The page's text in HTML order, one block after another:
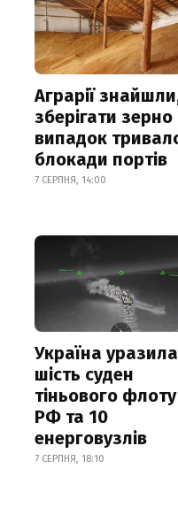
Аграрії
зберігати зерно
випадок
блокади портів
7 СЕРПНЯ, 14:00
Україна уразила
шість суден
тіньового флоту
РФ та 10
енерговузлів
7 СЕРПНЯ, 18:10